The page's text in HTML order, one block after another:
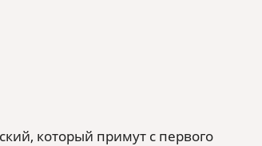
который примут с первого